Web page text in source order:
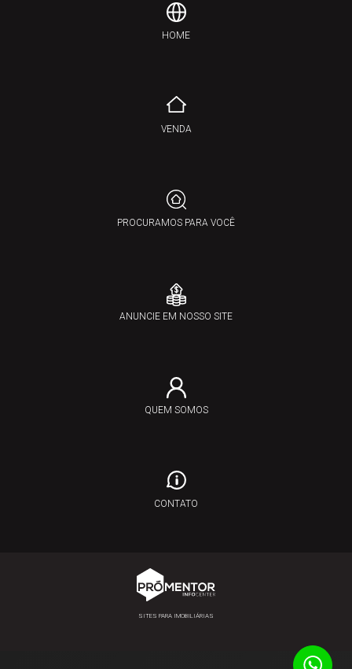
HOME
VENDA
PROCURAMOS PARA VOCÊ
ANUNCIE EM NOSSO SITE
QUEM SOMOS
CONTATO
SITES PARA IMOBILIÁRIAS